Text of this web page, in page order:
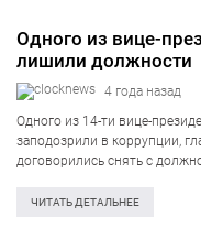
Одного из вице-
лишили должности
4 года назад
Одного из 14-ти вице-
заподозрили в коррупции,
договорились снять с
Объявление о
ЧИТАТЬ ДЕТАЛЬНЕЕ